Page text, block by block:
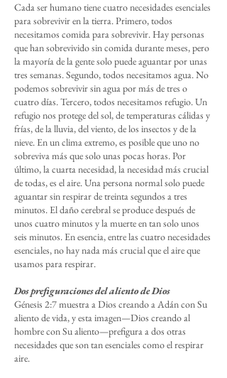
Cada ser humano tiene cuatro necesidades esenciales
para sobrevivir en la tierra. Primero, todos
necesitamos comida para sobrevivir. Hay personas
que han sobrevivido sin comida durante meses, pero
la mayoría de la gente solo puede aguantar por unas
tres semanas. Segundo, todos necesitamos agua. No
podemos sobrevivir sin agua por más de tres o
cuatro días. Tercero, todos necesitamos refugio. Un
refugio nos protege del sol, de temperaturas cálidas y
frías, de la lluvia, del viento, de los insectos y de la
nieve. En un clima extremo, es posible que uno no
sobreviva más que solo unas pocas horas. Por
último, la cuarta necesidad, la necesidad más crucial
de todas, es el aire. Una persona normal solo puede
aguantar sin respirar de treinta segundos a tres
minutos. El daño cerebral se produce después de
unos cuatro minutos y la muerte en tan solo unos
seis minutos. En esencia, entre las cuatro necesidades
esenciales, no hay nada más crucial que el aire que
usamos para respirar.
Dos prefiguraciones del aliento de Dios
Génesis 2:7 muestra a Dios creando a Adán con Su
aliento de vida, y esta imagen—Dios creando al
hombre con Su aliento—prefigura a dos otras
necesidades que son tan esenciales como el respirar
aire.